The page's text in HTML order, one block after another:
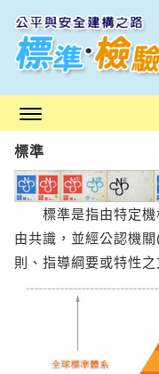
內
標準
標準是指由特定機
由共識，並經公認機
則、指導綱要或特性